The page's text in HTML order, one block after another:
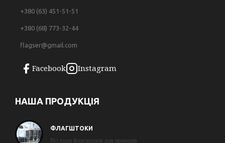
+380 (63) 451-51-51
+380 (68) 773-32-44
flagser@gmail.com
Facebook Instagram
НАША ПРОДУКЦІЯ
ФЛАГШТОКИ
Всі види флагштоків для прапорів